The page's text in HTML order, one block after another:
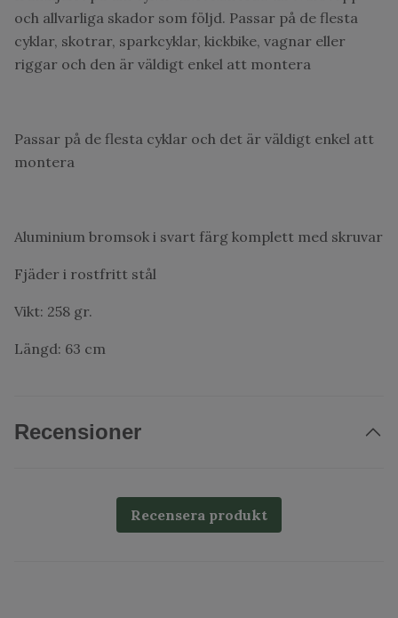
och allvarliga skador som följd. Passar på de flesta
cyklar, skotrar, sparkcyklar, kickbike, vagnar eller
riggar och den är väldigt enkel att montera
Passar på de flesta cyklar och det är väldigt enkel att
montera
Aluminium bromsok i svart färg komplett med skruvar
Fjäder i rostfritt stål
Vikt: 258 gr.
Längd: 63 cm
Recensioner
Recensera produkt